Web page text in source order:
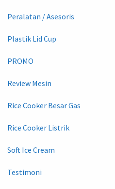
Peralatan / Asesoris
Plastik Lid Cup
PROMO
Review Mesin
Rice Cooker Besar Gas
Rice Cooker Listrik
Soft Ice Cream
Testimoni